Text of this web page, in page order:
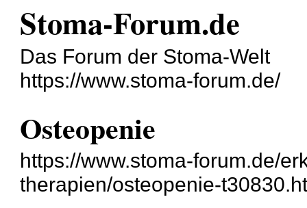
Stoma-Forum.de
Das Forum der Stoma-Welt
https://www.stoma-forum.de/
Osteopenie
https://www.stoma-forum.de/
therapien/osteopenie-